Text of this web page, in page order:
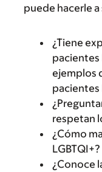
puede hacerle
¿Tiene
pacientes
ejemplos
pacientes
respetan
¿Cómo
LGBTQI+?
¿Conoce